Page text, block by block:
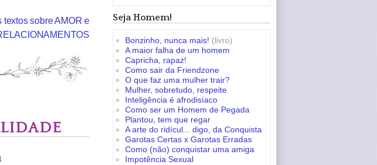
textos sobre AMOR e
Seja Homem!
Bonzinho, nunca mais! (livro)
A maior falha de um homem
Capricha, rapaz!
Como sair da Friendzone
O que faz uma mulher trair?
Mulher, sobretudo, respeite
Inteligência é afrodisíaco
Como ser um Homem de Pegada
Plantou, tem que regar
A arte do ridícul... digo, da Conquista
Garotas Certas x Garotas Erradas
Como (não) conquistar uma amiga
Impotência Sexual